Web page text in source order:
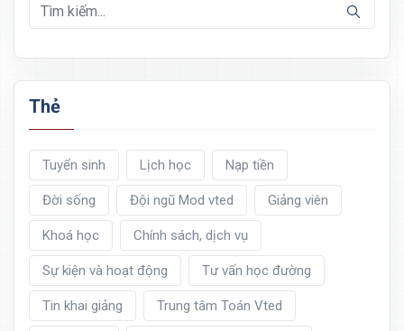
Thẻ
Tuyển sinh Lịch học Nạp tiền
Đời sống Đội ngũ Mod vted Giảng viên
Khoá học Chính sách, dịch vụ
Sự kiện và hoạt động Tư vấn học đường
Tin khai giảng Trung tâm Toán Vted